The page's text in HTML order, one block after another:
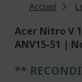
Accueil
Acer Nitro V
ANV15-51 |
**